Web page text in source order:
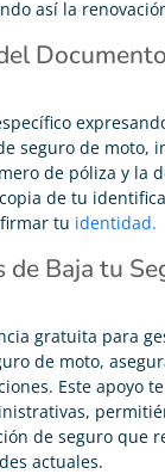
así la
seguro de moto,
de póliza y la
de tu
tu identidad.
de Baja tu
gratuita para
de moto,
Este apoyo
de seguro que
actuales.